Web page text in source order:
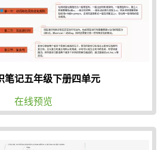
笔记五年级下册四单元
在线预览